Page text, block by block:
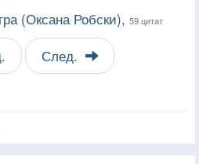
(Оксана Робски), 59 цитат
След.